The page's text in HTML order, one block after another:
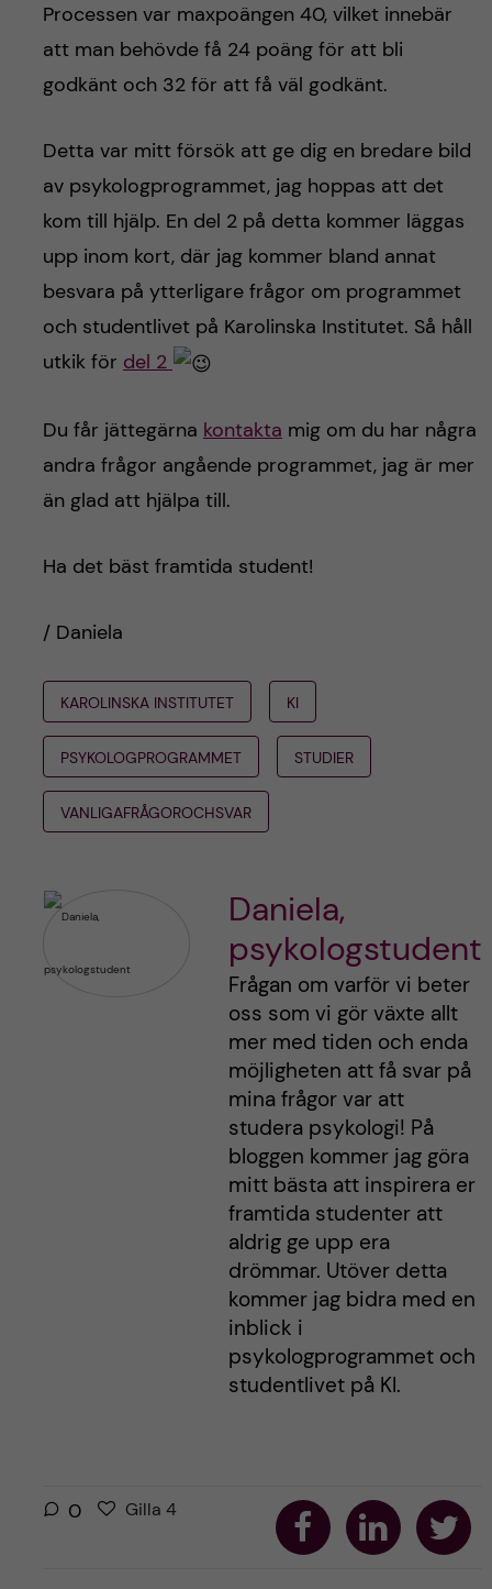
Processen var maxpoängen 40, vilket innebär
att man behövde få 24 poäng för att bli
godkänt och 32 för att få väl godkänt.
Detta var mitt försök att ge dig en bredare bild
av psykologprogrammet, jag hoppas att det
kom till hjälp. En del 2 på detta kommer läggas
upp inom kort, där jag kommer bland annat
besvara på ytterligare frågor om programmet
och studentlivet på Karolinska Institutet. Så håll
utkik för del 2
Du får jättegärna kontakta mig om du har några
andra frågor angående programmet, jag är mer
än glad att hjälpa till.
Ha det bäst framtida student!
/ Daniela
KAROLINSKA INSTITUTET KI
PSYKOLOGPROGRAMMET STUDIER
VANLIGAFRÅGOROCHSVAR
Daniela,
psykologstudent
Frågan om varför vi beter
oss som vi gör växte allt
mer med tiden och enda
möjligheten att få svar på
mina frågor var att
studera psykologi! På
bloggen kommer jag göra
mitt bästa att inspirera er
framtida studenter att
aldrig ge upp era
drömmar. Utöver detta
kommer jag bidra med en
inblick i
psykologprogrammet och
studentlivet på KI.
0
G
Gilla 4g
e
l
e
l
e
l